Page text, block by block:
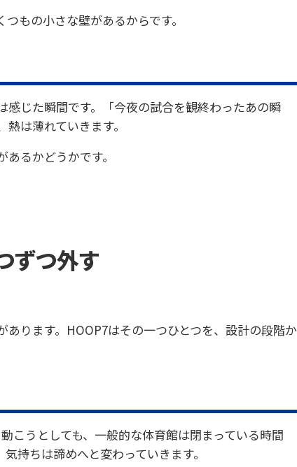
もの小さな壁があるからです。
じた瞬間です。「今夜の試合を観終わったあの瞬
は薄れていきます。
あるかどうかです。
ずつ外す
ります。HOOP7はその一つひとつを、設計の段階か
こうとしても、一般的な体育館は閉まっている時間
持ちは諦めへと変わっていきます。